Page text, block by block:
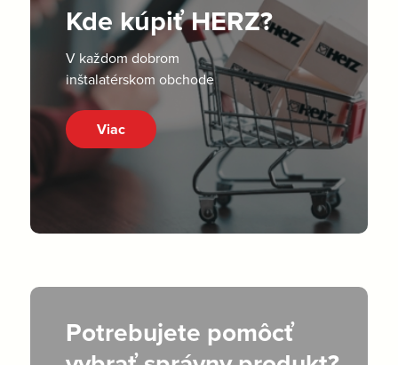
Kde kúpiť HERZ?
V každom dobrom
inštalatérskom obchode
Viac
Potrebujete pomôcť